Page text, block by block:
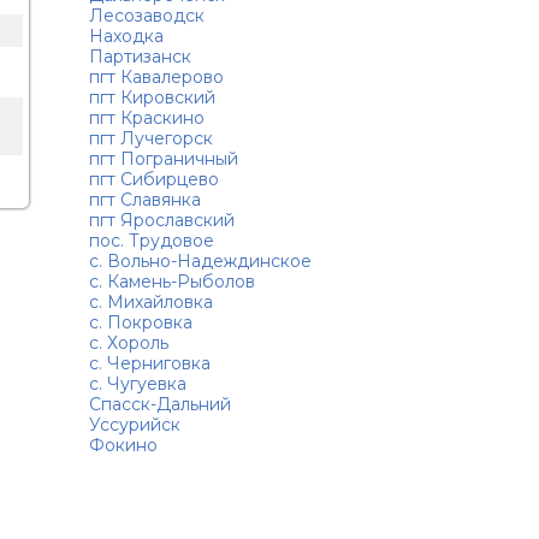
Лесозаводск
Находка
Партизанск
пгт Кавалерово
пгт Кировский
пгт Краскино
пгт Лучегорск
пгт Пограничный
пгт Сибирцево
пгт Славянка
пгт Ярославский
пос. Трудовое
с. Вольно-Надеждинское
с. Камень-Рыболов
с. Михайловка
с. Покровка
с. Хороль
с. Черниговка
с. Чугуевка
Спасск-Дальний
Уссурийск
Фокино